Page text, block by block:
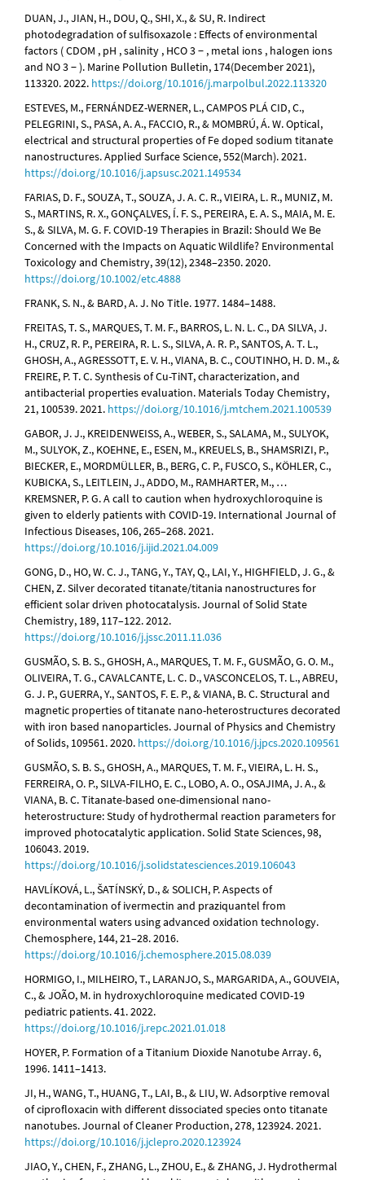
DUAN, J., JIAN, H., DOU, Q., SHI, X., & SU, R. Indirect
photodegradation of sulfisoxazole : Effects of environmental
factors ( CDOM , pH , salinity , HCO 3 − , metal ions , halogen ions
and NO 3 − ). Marine Pollution Bulletin, 174(December 2021),
113320. 2022. https://doi.org/10.1016/j.marpolbul.2022.113320
ESTEVES, M., FERNÁNDEZ-WERNER, L., CAMPOS PLÁ CID, C.,
PELEGRINI, S., PASA, A. A., FACCIO, R., & MOMBRÚ, Á. W. Optical,
electrical and structural properties of Fe doped sodium titanate
nanostructures. Applied Surface Science, 552(March). 2021.
https://doi.org/10.1016/j.apsusc.2021.149534
FARIAS, D. F., SOUZA, T., SOUZA, J. A. C. R., VIEIRA, L. R., MUNIZ, M.
S., MARTINS, R. X., GONÇALVES, Í. F. S., PEREIRA, E. A. S., MAIA, M. E.
S., & SILVA, M. G. F. COVID-19 Therapies in Brazil: Should We Be
Concerned with the Impacts on Aquatic Wildlife? Environmental
Toxicology and Chemistry, 39(12), 2348–2350. 2020.
https://doi.org/10.1002/etc.4888
FRANK, S. N., & BARD, A. J. No Title. 1977. 1484–1488.
FREITAS, T. S., MARQUES, T. M. F., BARROS, L. N. L. C., DA SILVA, J.
H., CRUZ, R. P., PEREIRA, R. L. S., SILVA, A. R. P., SANTOS, A. T. L.,
GHOSH, A., AGRESSOTT, E. V. H., VIANA, B. C., COUTINHO, H. D. M., &
FREIRE, P. T. C. Synthesis of Cu-TiNT, characterization, and
antibacterial properties evaluation. Materials Today Chemistry,
21, 100539. 2021. https://doi.org/10.1016/j.mtchem.2021.100539
GABOR, J. J., KREIDENWEISS, A., WEBER, S., SALAMA, M., SULYOK,
M., SULYOK, Z., KOEHNE, E., ESEN, M., KREUELS, B., SHAMSRIZI, P.,
BIECKER, E., MORDMÜLLER, B., BERG, C. P., FUSCO, S., KÖHLER, C.,
KUBICKA, S., LEITLEIN, J., ADDO, M., RAMHARTER, M., …
KREMSNER, P. G. A call to caution when hydroxychloroquine is
given to elderly patients with COVID-19. International Journal of
Infectious Diseases, 106, 265–268. 2021.
https://doi.org/10.1016/j.ijid.2021.04.009
GONG, D., HO, W. C. J., TANG, Y., TAY, Q., LAI, Y., HIGHFIELD, J. G., &
CHEN, Z. Silver decorated titanate/titania nanostructures for
efficient solar driven photocatalysis. Journal of Solid State
Chemistry, 189, 117–122. 2012.
https://doi.org/10.1016/j.jssc.2011.11.036
GUSMÃO, S. B. S., GHOSH, A., MARQUES, T. M. F., GUSMÃO, G. O. M.,
OLIVEIRA, T. G., CAVALCANTE, L. C. D., VASCONCELOS, T. L., ABREU,
G. J. P., GUERRA, Y., SANTOS, F. E. P., & VIANA, B. C. Structural and
magnetic properties of titanate nano-heterostructures decorated
with iron based nanoparticles. Journal of Physics and Chemistry
of Solids, 109561. 2020. https://doi.org/10.1016/j.jpcs.2020.109561
GUSMÃO, S. B. S., GHOSH, A., MARQUES, T. M. F., VIEIRA, L. H. S.,
FERREIRA, O. P., SILVA-FILHO, E. C., LOBO, A. O., OSAJIMA, J. A., &
VIANA, B. C. Titanate-based one-dimensional nano-
heterostructure: Study of hydrothermal reaction parameters for
improved photocatalytic application. Solid State Sciences, 98,
106043. 2019.
https://doi.org/10.1016/j.solidstatesciences.2019.106043
HAVLÍKOVÁ, L., ŠATÍNSKÝ, D., & SOLICH, P. Aspects of
decontamination of ivermectin and praziquantel from
environmental waters using advanced oxidation technology.
Chemosphere, 144, 21–28. 2016.
https://doi.org/10.1016/j.chemosphere.2015.08.039
HORMIGO, I., MILHEIRO, T., LARANJO, S., MARGARIDA, A., GOUVEIA,
C., & JOÃO, M. in hydroxychloroquine medicated COVID-19
pediatric patients. 41. 2022.
https://doi.org/10.1016/j.repc.2021.01.018
HOYER, P. Formation of a Titanium Dioxide Nanotube Array. 6,
1996. 1411–1413.
JI, H., WANG, T., HUANG, T., LAI, B., & LIU, W. Adsorptive removal
of ciprofloxacin with different dissociated species onto titanate
nanotubes. Journal of Cleaner Production, 278, 123924. 2021.
https://doi.org/10.1016/j.jclepro.2020.123924
JIAO, Y., CHEN, F., ZHANG, L., ZHOU, E., & ZHANG, J. Hydrothermal